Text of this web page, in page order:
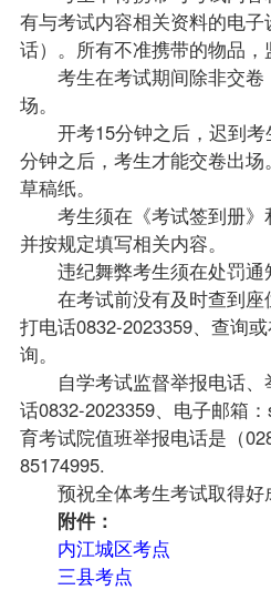
有与考试内容相关资料的电
话）。所有不准携带的物品，
考生在考试期间除非交卷
场。
开考15分钟之后，迟到考
分钟之后，考生才能交卷出
草稿纸。
考生须在《考试签到册》
并按规定填写相关内容。
违纪舞弊考生须在处罚通
在考试前没有及时查到座
打电话0832-2023359、查询
询。
自学考试监督举报电话、
话0832-2023359、电子邮箱：
育考试院值班举报电话是（
85174995.
预祝全体考生考试取得好
附件：
内江城区考点
三县考点